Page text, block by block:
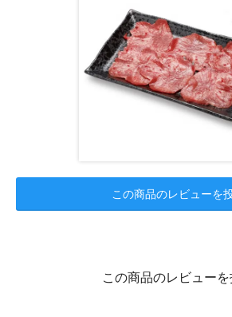
この商品のレビューを
この商品のレビュー